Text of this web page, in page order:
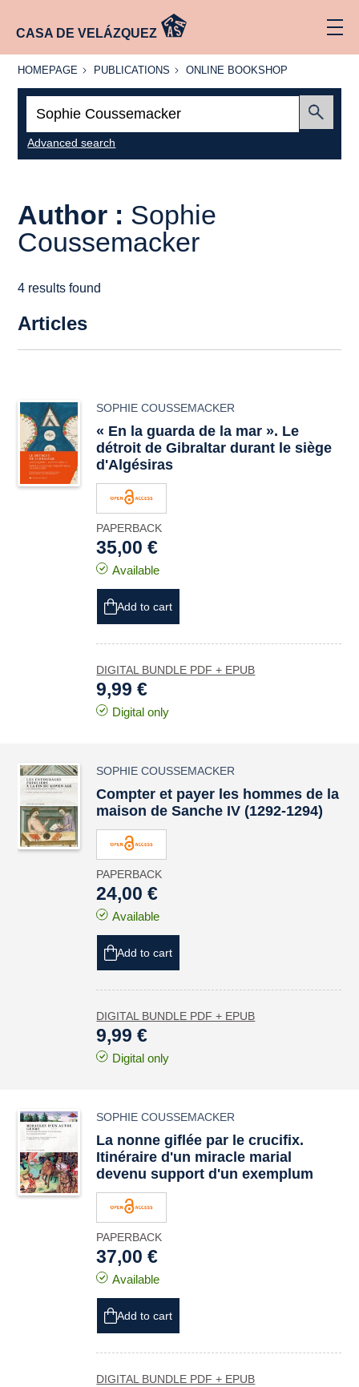
CASA DE VELÁZQUEZ
HOMEPAGE
HOMEPAGE PUBLICATIONS
PUBLICATIONS
ONLINE
ONLINE BOOKSHOP
Advanced search
Author : Sophie
Coussemacker
4 results found
Articles
SOPHIE COUSSEMACKER
« En la guarda de la mar ». Le
détroit de Gibraltar durant le siège
d'Algésiras
PAPERBACK
35,00 €
Available
Add to cart
DIGITAL BUNDLE PDF + EPUB
9,99 €
Digital only
SOPHIE COUSSEMACKER
Compter et payer les hommes de la
maison de Sanche IV (1292-1294)
PAPERBACK
24,00 €
Available
Add to cart
DIGITAL BUNDLE PDF + EPUB
9,99 €
Digital only
SOPHIE COUSSEMACKER
La nonne giflée par le crucifix.
Itinéraire d'un miracle marial
devenu support d'unexemplum
PAPERBACK
37,00 €
Available
Add to cart
DIGITAL BUNDLE PDF + EPUB